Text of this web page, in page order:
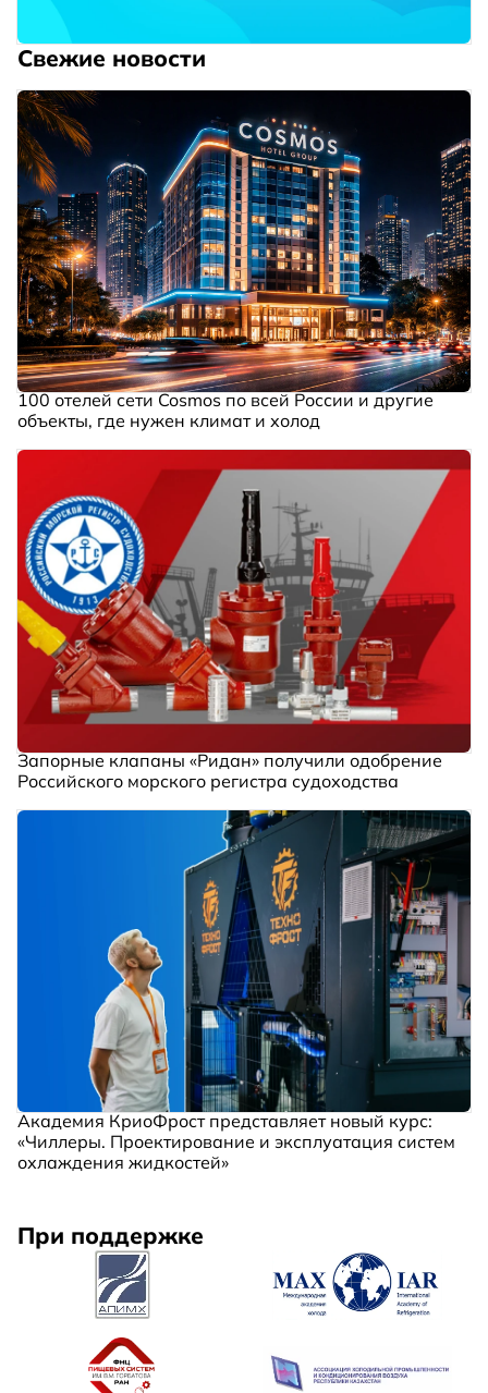
Свежие новости
100 отелей сети Cosmos по всей России и другие
объекты, где нужен климат и холод
Запорные клапаны «Ридан» получили одобрение
Российского морского регистра судоходства
Академия КриоФрост представляет новый курс:
«Чиллеры. Проектирование и эксплуатация систем
охлаждения жидкостей»
При поддержке